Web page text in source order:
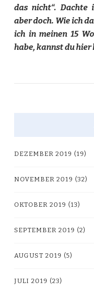
das nicht“. Dachte
aber doch. Wie ich
ich in meinen 15
habe, kannst du hier
DEZEMBER 2019 (19)
NOVEMBER 2019 (32)
OKTOBER 2019 (13)
SEPTEMBER 2019 (2)
AUGUST 2019 (5)
JULI 2019 (23)